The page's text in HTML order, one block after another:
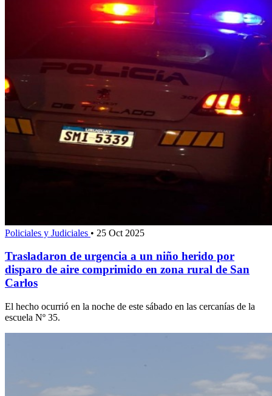
Policiales y Judiciales • 25 Oct 2025
Trasladaron de urgencia a un niño herido por
disparo de aire comprimido en zona rural de San
Carlos
El hecho ocurrió en la noche de este sábado en las cercanías de la
escuela Nº 35.